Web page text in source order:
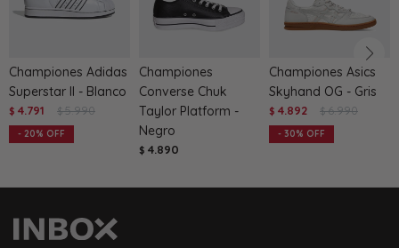
Championes Adidas
Superstar II - Blanco
$ 4.791 $ 5.990
20
Championes
Converse Chuk
Taylor Platform -
Negro
$ 4.890
Championes Asics
Skyhand OG - Gris
$ 4.892 $ 6.990
30